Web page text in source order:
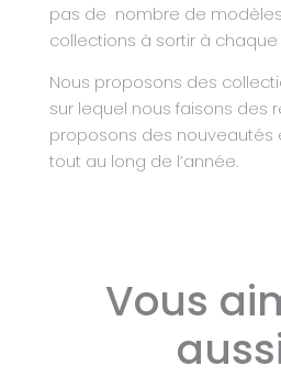
pas de nombre de
collections à sortir à chaque
Nous proposons des
sur lequel nous faisons des
proposons des nouveautés
tout au long de l’année.
Vous